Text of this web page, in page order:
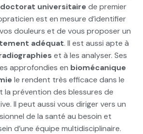
doctorat universitaire de premier
est en mesure d’identifier
douleurs et de vous proposer un
adéquat. Il est aussi apte à
et à les analyser. Ses
approfondies en biomécanique
le rendent très efficace dans le
la prévention des blessures de
Il peut aussi vous diriger vers un
de la santé au besoin et
d’une équipe multidisciplinaire.